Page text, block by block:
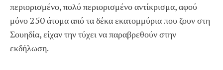
περιορισμένο, πολύ περιορισμένο αντίκρισμα, αφού
μόνο 250 άτομα από τα δέκα εκατομμύρια που ζουν στη
Σουηδία, είχαν την τύχει να παραβρεθούν στην
εκδήλωση.